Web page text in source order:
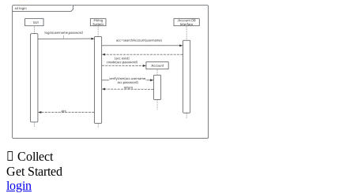
 Collect
Get Started
login